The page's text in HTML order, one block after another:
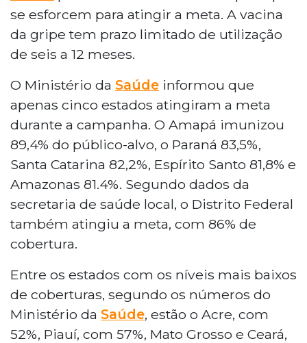
se esforcem para atingir a meta. A vacina
da gripe tem prazo limitado de utilização
de seis a 12 meses.
O Ministério da Saúde informou que
apenas cinco estados atingiram a meta
durante a campanha. O Amapá imunizou
89,4% do público-alvo, o Paraná 83,5%,
Santa Catarina 82,2%, Espírito Santo 81,8% e
Amazonas 81.4%. Segundo dados da
secretaria de saúde local, o Distrito Federal
também atingiu a meta, com 86% de
cobertura.
Entre os estados com os níveis mais baixos
de coberturas, segundo os números do
Ministério da Saúde, estão o Acre, com
52%, Piauí, com 57%, Mato Grosso e Ceará,